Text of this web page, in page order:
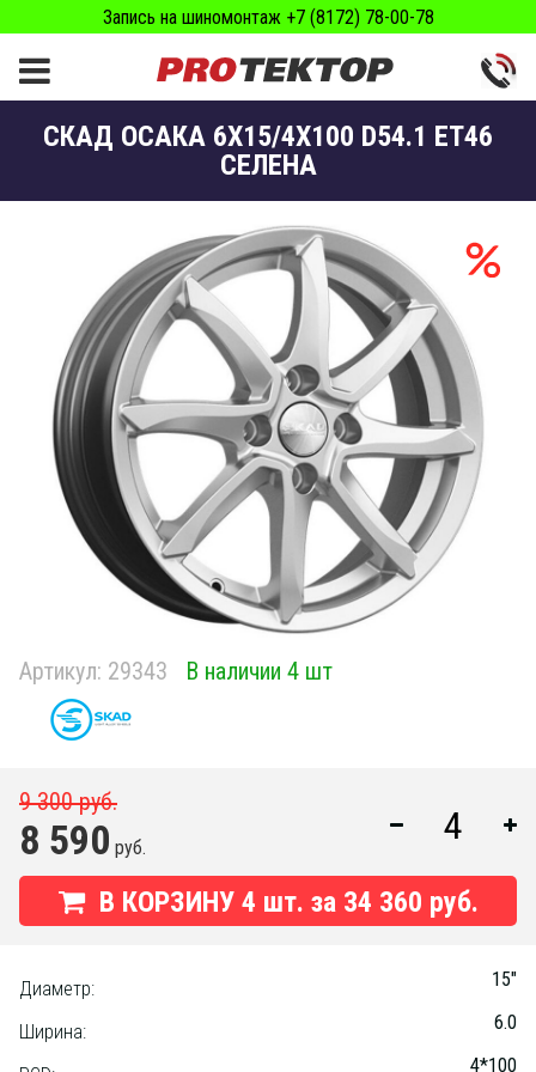
Запись на шиномонтаж +7 (8172) 78-00-78
СКАД ОСАКА 6X15/4X100 D54.1 ET46
СЕЛЕНА
Артикул: 29343 В наличии 4 шт
9 300 руб.
8 590 руб.
В КОРЗИНУ 4 шт. за 34 360 руб.
Диаметр: 15"
Ширина: 6.0
4*100